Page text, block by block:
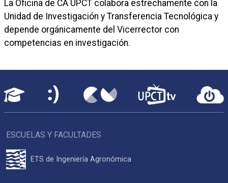
La Oficina de CA UPCT colabora estrechamente con la
Unidad de Investigación y Transferencia Tecnológica y
depende orgánicamente del Vicerrector con
competencias en investigación.
ESCUELAS Y FACULTADES
ETS de Ingeniería Agronómica